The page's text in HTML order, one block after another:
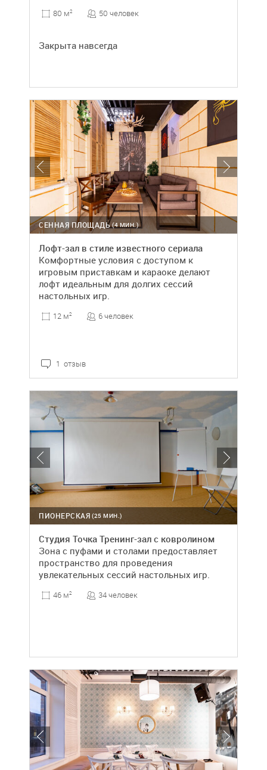
80 м2 50 человек
Закрыта навсегда
(4 МИН.)
СЕННАЯ ПЛОЩАДЬ
Лофт-зал в стиле известного сериала
Комфортные условия с доступом к
игровым приставкам и караоке делают
лофт идеальным для долгих сессий
настольных игр.
12 м2 6 человек
1 отзыв
(25 МИН.)
ПИОНЕРСКАЯ
Студия Точка Тренинг-зал с ковролином
Зона с пуфами и столами предоставляет
пространство для проведения
увлекательных сессий настольных игр.
46 м2 34 человек